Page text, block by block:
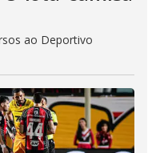
ao Deportivo